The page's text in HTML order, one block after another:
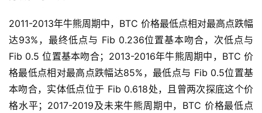
2011-2013年牛熊周期中，BTC 价格最低点相对最高点跌幅
达93%，最终低点与 Fib 0.236位置基本吻合，次低点与
Fib 0.5 位置基本吻合；2013-2016年牛熊周期中，BTC 价
格最低点相对最高点跌幅达85%，最低点与 Fib 0.5位置基
本吻合，实体低点位于 Fib 0.618处，且曾两次探底这个价